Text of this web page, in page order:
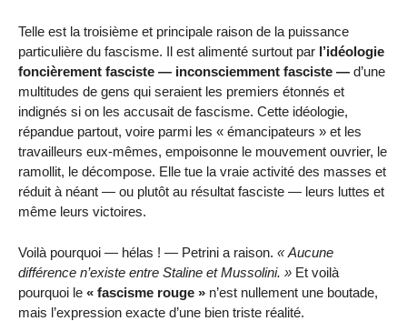
Telle est la troisième et principale raison de la puissance
particulière du fascisme. Il est alimenté surtout par l’idéologie
foncièrement fasciste — inconsciemment fasciste — d’une
multitudes de gens qui seraient les premiers étonnés et
indignés si on les accusait de fascisme. Cette idéologie,
répandue partout, voire parmi les « émancipateurs » et les
travailleurs eux-mêmes, empoisonne le mouvement ouvrier, le
ramollit, le décompose. Elle tue la vraie activité des masses et
réduit à néant — ou plutôt au résultat fasciste — leurs luttes et
même leurs victoires.
Voilà pourquoi — hélas ! — Petrini a raison.
Aucune
différence n’existe entre Staline et Mussolini.
Et voilà
pourquoi le « fascisme rouge » n’est nullement une boutade,
mais l’expression exacte d’une bien triste réalité.